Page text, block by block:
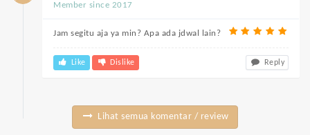
Member since 2017
Jam segitu aja ya min? Apa ada jdwal lain?
Like Dislike Reply
Lihat semua komentar / review